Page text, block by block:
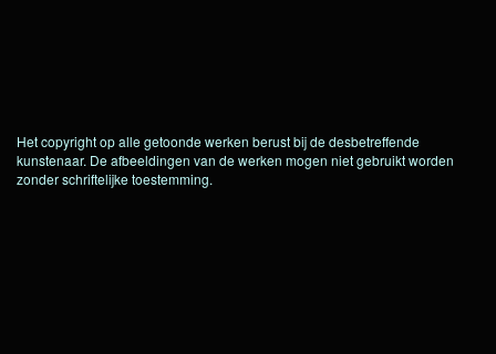
Het copyright op alle getoonde werken berust bij de desbetreffende
kunstenaar. De afbeeldingen van de werken mogen niet gebruikt worden
zonder schriftelijke toestemming.